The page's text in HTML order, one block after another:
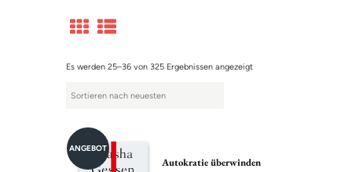
Es werden 25–36 von 325 Ergebnissen angezeigt
ANGEBOT
Autokratie überwinden